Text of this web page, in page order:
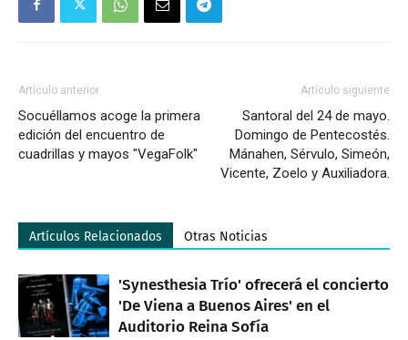
Artículo anterior
Socuéllamos acoge la primera
edición del encuentro de
cuadrillas y mayos "VegaFolk"
Artículo siguiente
Santoral del 24 de mayo.
Domingo de Pentecostés.
Mánahen, Sérvulo, Simeón,
Vicente, Zoelo y Auxiliadora.
Artículos Relacionados Otras Noticias
'Synesthesia Trío' ofrecerá el concierto
'De Viena a Buenos Aires' en el
Auditorio Reina Sofía